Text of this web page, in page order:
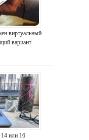
виртуальный
вариант
или 16